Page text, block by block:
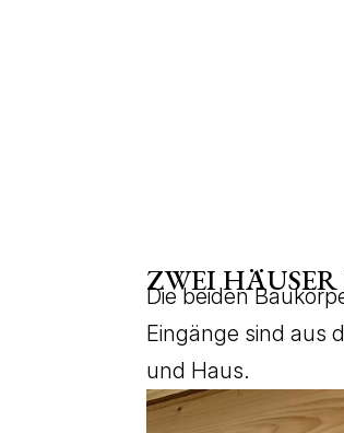
ZWEI
Die beiden
Eingänge sind aus
und Haus.